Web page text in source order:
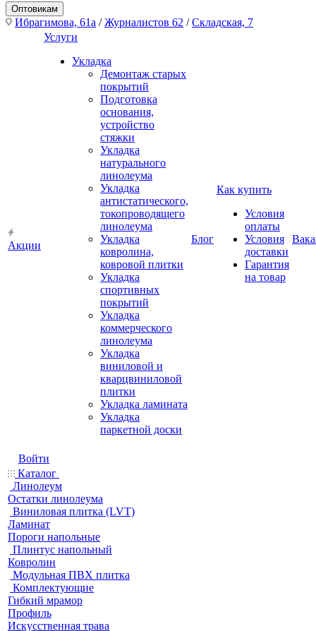
Оптовикам
Ибрагимова, 61а /Журналистов 62 /Складская, 7
Акции
Услуги
Укладка
Демонтаж старых
покрытий
Подготовка
основания,
устройство
стяжки
Укладка
натурального
линолеума
Укладка
антистатического,
токопроводящего
линолеума
Укладка
ковролина,
ковровой плитки
Укладка
спортивных
покрытий
Укладка
коммерческого
линолеума
Укладка
виниловой и
кварцвиниловой
плитки
Укладка ламината
Укладка
паркетной доски
Блог
Как купить
Условия
оплаты
Условия
доставки
Гарантия
на товар
Войти
Каталог
Линолеум
Остатки линолеума
Виниловая плитка (LVT)
Ламинат
Пороги напольные
Плинтус напольный
Ковролин
Модульная ПВХ плитка
Комплектующие
Гибкий мрамор
Профиль
Искусственная трава